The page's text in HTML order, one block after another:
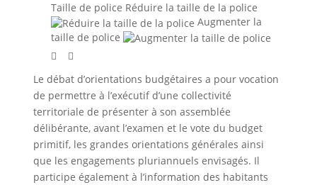
Taille de police Réduire la taille de la police
Augmenter la
taille de police
Le débat d’orientations budgétaires a pour vocation
de permettre à l’exécutif d’une collectivité
territoriale de présenter à son assemblée
délibérante, avant l’examen et le vote du budget
primitif, les grandes orientations générales ainsi
que les engagements pluriannuels envisagés. Il
participe également à l’information des habitants